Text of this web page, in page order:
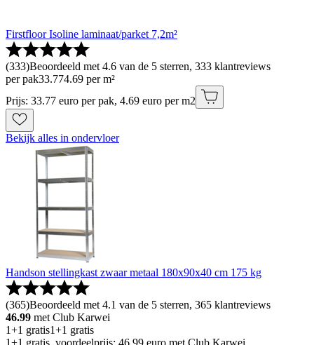
Firstfloor Isoline laminaat/parket 7,2m²
(333)Beoordeeld met 4.6 van de 5 sterren, 333 klantreviews
per pak33.774.69 per m²
Prijs: 33.77 euro per pak, 4.69 euro per m2
Bekijk alles in ondervloer
Handson stellingkast zwaar metaal 180x90x40 cm 175 kg
(365)Beoordeeld met 4.1 van de 5 sterren, 365 klantreviews
46.99 met Club Karwei
1+1 gratis1+1 gratis